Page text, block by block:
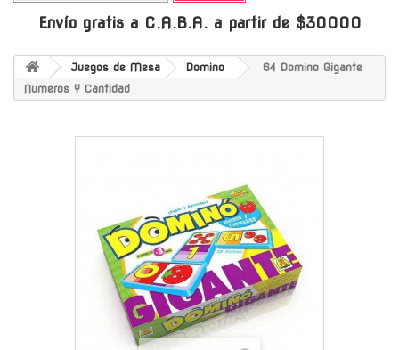
Envío gratis a C.A.B.A. a partir de $30000
Juegos de Mesa Domino
64 Domino Gigante
Numeros Y Cantidad